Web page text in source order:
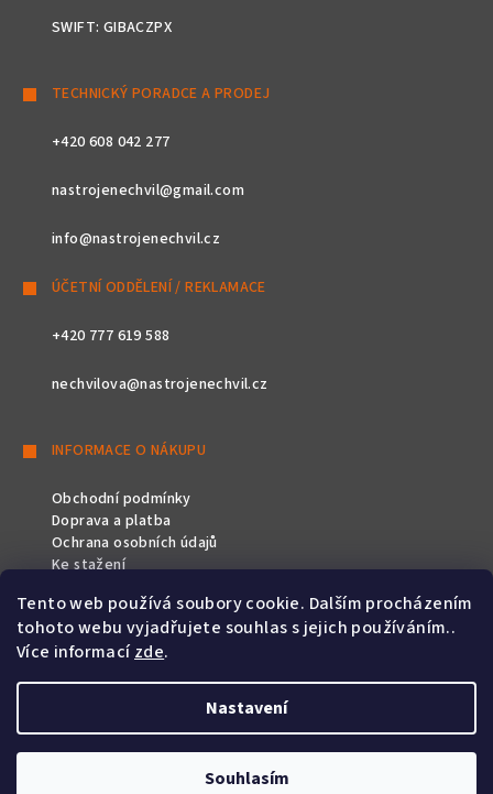
Tento web používá soubory cookie. Dalším procházením
tohoto webu vyjadřujete souhlas s jejich používáním..
Více informacízde.
Nastavení
Souhlasím
SWIFT: GIBACZPX
TECHNICKÝ PORADCE A PRODEJ
+420 608 042 277
nastrojenechvil@gmail.com
info@nastrojenechvil.cz
ÚČETNÍ ODDĚLENÍ / REKLAMACE
+420 777 619 588
nechvilova@nastrojenechvil.cz
INFORMACE O NÁKUPU
Obchodní podmínky
Doprava a platba
Ochrana osobních údajů
Ke stažení
SLEDUJTE NÁS